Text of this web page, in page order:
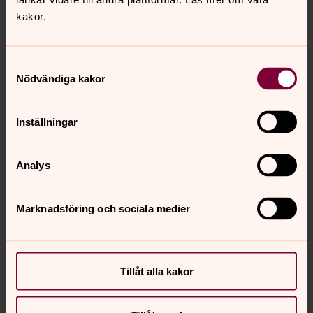
kakor.
Nödvändiga kakor
Inställningar
Analys
Marknadsföring och sociala medier
Tillåt alla kakor
Mer om Joakim Hedberg